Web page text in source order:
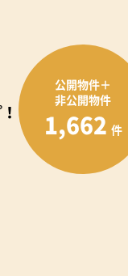
公開物件＋
非公開物件
1,662 件